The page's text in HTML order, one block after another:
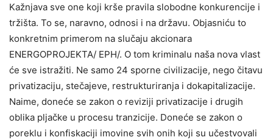
Kažnjava sve one koji krše pravila slobodne konkurencije i
tržišta. To se, naravno, odnosi i na državu. Objasniću to
konkretnim primerom na slučaju akcionara
ENERGOPROJEKTA/ EPH/. O tom kriminalu naša nova vlast
će sve istražiti. Ne samo 24 sporne civilizacije, nego čitavu
privatizaciju, stečajeve, restrukturiranja i dokapitalizacije.
Naime, doneće se zakon o reviziji privatizacije i drugih
oblika pljačke u procesu tranzicije. Doneće se zakon o
poreklu i konfiskaciji imovine svih onih koji su učestvovali